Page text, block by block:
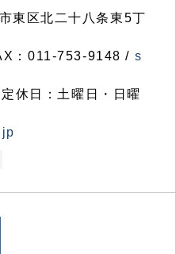
東区北二十八条東5丁
：011-753-9148 / s
休日：土曜日・日曜